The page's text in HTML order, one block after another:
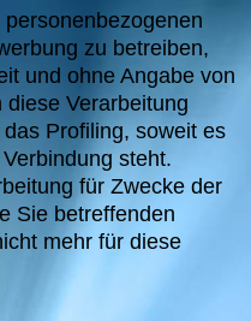
zu betreiben,
und ohne Angabe von
Verarbeitung
Profiling, soweit es
steht.
für Zwecke der
Sie betreffenden
mehr für diese